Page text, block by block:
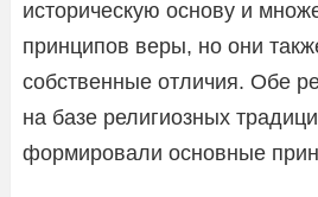
историческую основу и
принципов веры, но они
собственные отличия. Обе
на базе религиозных
формировали основные